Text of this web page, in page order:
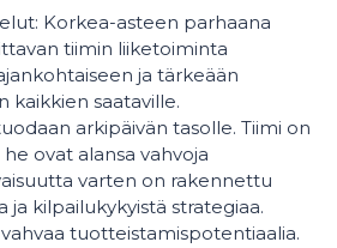
Korkea-asteen parhaana
tiimin liiketoiminta
ja tärkeään
kaikkien saataville.
arkipäivän tasolle. Tiimi on
ovat alansa vahvoja
varten on rakennettu
kilpailukykyistä strategiaa.
tuotteistamispotentiaalia.